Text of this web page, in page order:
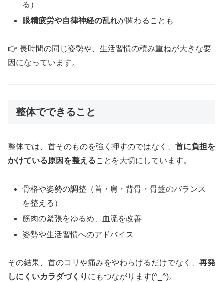
る）
眼精疲労や自律神経の乱れが関わることも
👉 長時間の同じ姿勢や、生活習慣の積み重ねが大きな要
因になっています。
整体でできること
整体では、首そのものを強く押すのではなく、 首に負担を
かけている原因を整えることを大切にしています。
骨格や姿勢の調整（首・肩・背骨・骨盤のバランス
を整える）
筋肉の緊張をゆるめ、血流を改善
姿勢や生活習慣へのアドバイス
その結果、首のコリや痛みをやわらげるだけでなく、 再発
しにくいカラダづくり にもつながります(^_^)。